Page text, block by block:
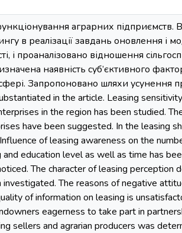
аграрних підприємств.
в реалізації завдань оновлення і
і проаналізовано відношення
наявність суб’єктивного
Запропоновано шляхи усунення
in the article. Leasing
in the region has been studied.
have been suggested. In the leasing
of leasing awareness on the
education level as well as time has
The character of leasing perception
The reasons of negative
of information on leasing is
eagerness to take part in
sellers and agrarian producers was